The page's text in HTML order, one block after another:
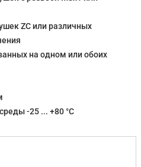
ZC или различных
на одном или обоих
-25 ... +80 °C